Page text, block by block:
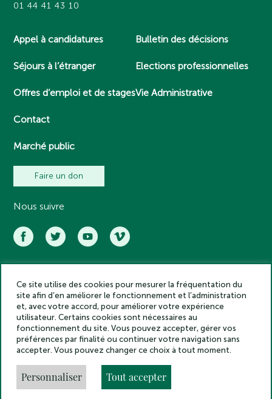
01 44 41 43 10
Appel à candidatures
Séjours à l’étranger
Offres d’emploi et de stages
Contact
Marché public
Bulletin des décisions
Elections professionnelles
Vie Administrative
Faire un don
Nous suivre
Académie des inscriptions et belles lettres – Tous droits réservés
2025
Politique de confidentialité
Mentions légales
Crédits
Gestion des cookies
Made by
Ce site utilise des cookies pour mesurer la fréquentation du
site afin d’en améliorer le fonctionnement et l’administration
et, avec votre accord, pour améliorer votre expérience
utilisateur. Certains cookies sont nécessaires au
fonctionnement du site. Vous pouvez accepter, gérer vos
préférences par finalité ou continuer votre navigation sans
accepter. Vous pouvez changer ce choix à tout moment.
Personnaliser Tout accepter